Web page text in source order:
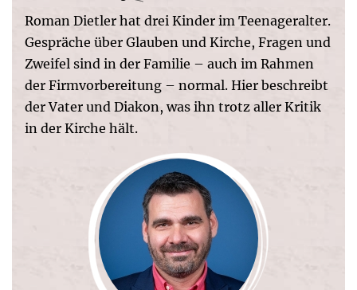
Roman Dietler hat drei Kinder im Teenageralter.
Gespräche über Glauben und Kirche, Fragen und
Zweifel sind in der Familie – auch im Rahmen
der Firmvorbereitung – normal. Hier beschreibt
der Vater und Diakon, was ihn trotz aller Kritik
in der Kirche hält.